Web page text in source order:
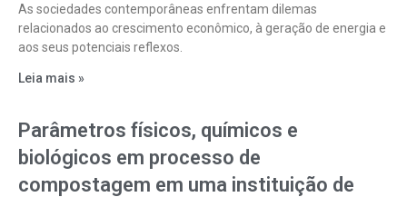
As sociedades contemporâneas enfrentam dilemas
relacionados ao crescimento econômico, à geração de energia e
aos seus potenciais reflexos.
Leia mais »
Parâmetros físicos, químicos e
biológicos em processo de
compostagem em uma instituição de